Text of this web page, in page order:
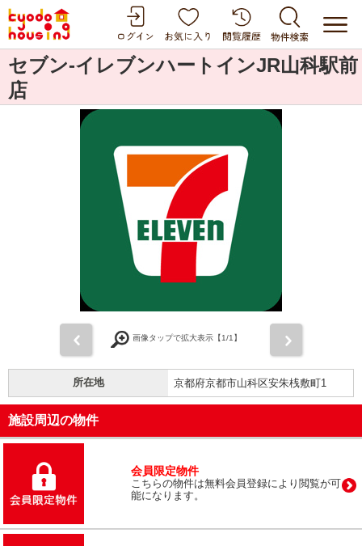
セブン-イレブンハートインJR山科駅前
店
画像タップで拡大表示【1/1】
所在地 京都府京都市山科区安朱桟敷町1
施設周辺の物件
会員限定物件
こちらの物件は無料会員登録により閲覧が可
能になります。